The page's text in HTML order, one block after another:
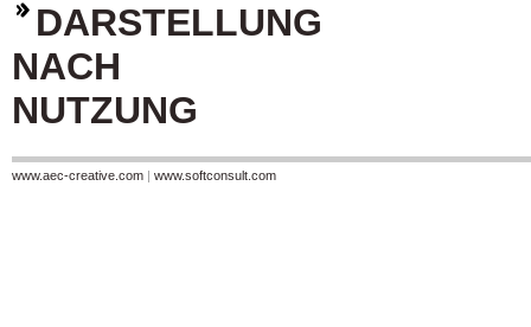
DARSTELLUNG
NACH
NUTZUNG
www.aec-creative.com | www.softconsult.com